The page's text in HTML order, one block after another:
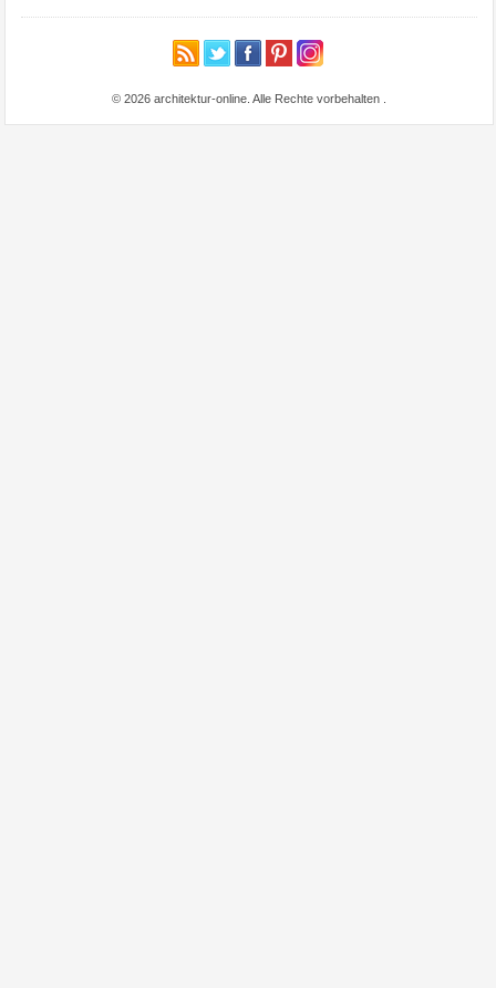
© 2026 architektur-online. Alle Rechte vorbehalten .